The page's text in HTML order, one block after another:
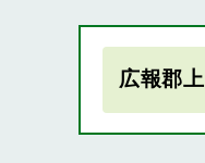
広報郡上